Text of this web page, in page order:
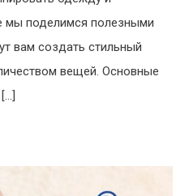
мы поделимся полезными
вам создать стильный
вещей. Основные